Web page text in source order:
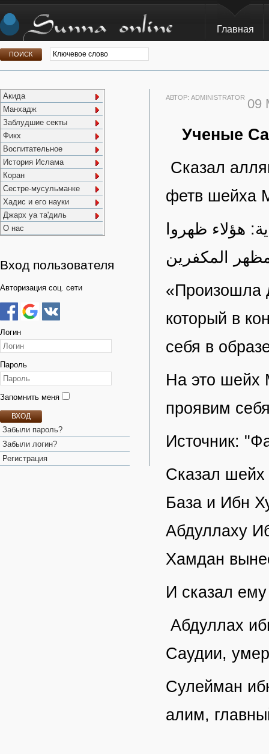
Главная
Акида
Манхадж
Заблудшие секты
Фикх
Воспитательное
История Ислама
Коран
Сестре-мусульманке
Хадис и его науки
Джарх уа та'диль
О нас
Вход пользователя
Авторизация соц. сети
Логин
Пароль
Запомнить меня
ВХОД
Забыли пароль?
Забыли логин?
Регистрация
АВТОР: ADMINISTRATOR 09
Ученые
Сказал
фетв шейха
هؤلاء ظهروا
‌المكفرين
«Произошла
который в
себя в
На это шейх
проявим
Источник:
Сказал шейх
База и Ибн
Абдуллаху
Хамдан
И сказал
Абдуллах
Саудии,
Сулейман
алим,